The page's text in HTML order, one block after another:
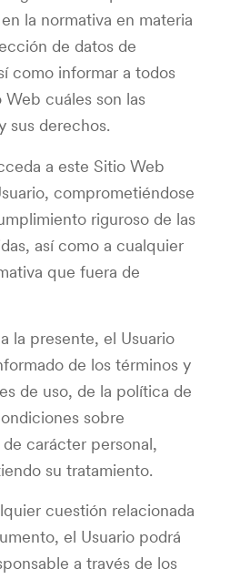
la normativa en materia
de datos de
como informar a todos
Web cuáles son las
sus derechos.
a este Sitio Web
comprometiéndose
riguroso de las
así como a cualquier
que fuera de
la presente, el Usuario
de los términos y
de uso, de la política de
sobre
carácter personal,
su tratamiento.
cuestión relacionada
el Usuario podrá
a través de los